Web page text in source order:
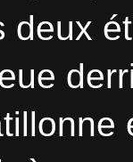
deux